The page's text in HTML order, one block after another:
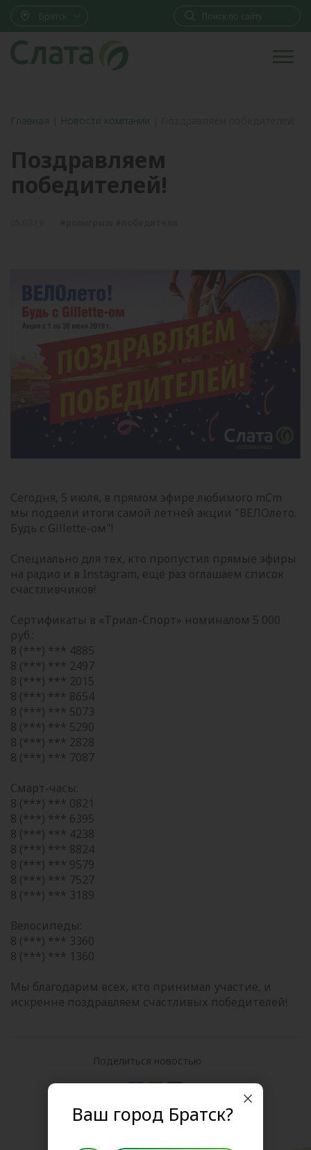
Братск
Главная Новости компании
Поздравляем
победителей!
Сегодня, 5 июля, в прямом эфире любимого mCm
мы подвели итоги самой летней акции "ВЕЛОлето.
Будь с Gillette-ом"!
Специально для тех, кто пропустил прямые эфиры
на радио и в Instagram, ещё раз оглашаем список
счастливчиков!
Сертификаты в «Триал-Спорт» номиналом 5 000
руб.:
8 (***) *** 4885
8 (***) *** 2497
8 (***) *** 2015
8 (***) *** 8654
8 (***) *** 5073
8 (***) *** 5290
8 (***) *** 2828
8 (***) *** 7087
Смарт-часы:
8 (***) *** 0821
8 (***) *** 6395
8 (***) *** 4238
8 (***) *** 8824
8 (***) *** 9579
8 (***) *** 7527
8 (***) *** 3189
Велосипеды:
8 (***) *** 3360
8 (***) *** 1360
Мы благодарим всех, кто принимал участие, и
искренне поздравляем счастливых победителей!
Поделиться новостью
Ваш город Братск?